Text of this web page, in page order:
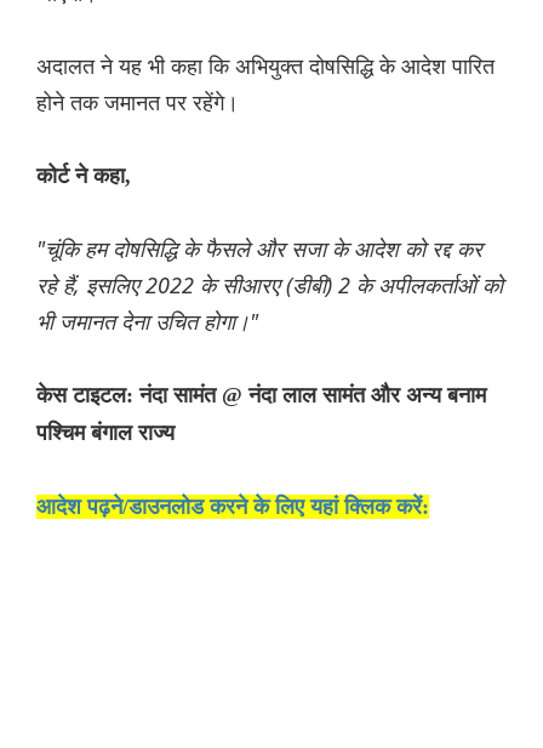
अदालत ने यह भी कहा कि अभियुक्त दोषसिद्धि के आदेश पारित
होने तक जमानत पर रहेंगे।
कोर्ट ने कहा,
"चूंकि हम दोषसिद्धि के फैसले और सजा के आदेश को रद्द कर
रहे हैं, इसलिए 2022 के सीआरए (डीबी) 2 के अपीलकर्ताओं को
भी जमानत देना उचित होगा।"
केस टाइटल: नंदा सामंत @ नंदा लाल सामंत और अन्य बनाम
पश्चिम बंगाल राज्य
आदेश पढ़ने/डाउनलोड करने के लिए यहां क्लिक करें: